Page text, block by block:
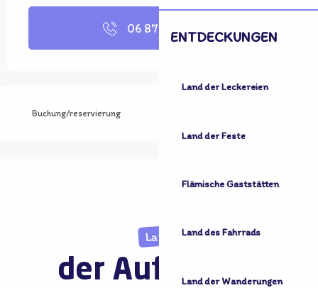
ENTDECKUNGEN
Land der Leckereien
Land der Feste
Flämische Gaststätten
Land des Fahrrads
Land der Wanderungen
06 87 05 50▒▒
Buchung/reservierung
Land
der Aufnahme